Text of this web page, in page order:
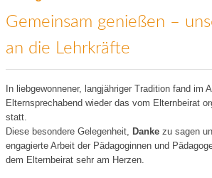
Gemeinsam genießen –
an die Lehrkräfte
In liebgewonnener, langjähriger Tradition fand im
Elternsprechabend wieder das vom Elternbeirat
statt.
Diese besondere Gelegenheit, Danke zu sagen
engagierte Arbeit der Pädagoginnen und
dem Elternbeirat sehr am Herzen.